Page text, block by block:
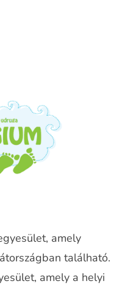
amely
található.
amely a helyi